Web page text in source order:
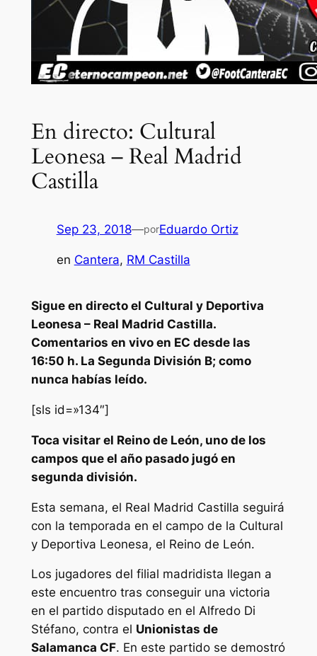
En directo: Cultural
Leonesa – Real Madrid
Castilla
Sep 23, 2018—porEduardo Ortiz
en Cantera, RM Castilla
Sigue en directo el Cultural y Deportiva
Leonesa – Real Madrid Castilla.
Comentarios en vivo en EC desde las
16:50 h. La Segunda División B; como
nunca habías leído.
[sls id=»134″]
Toca visitar el Reino de León, uno de los
campos que el año pasado jugó en
segunda división.
Esta semana, el Real Madrid Castilla seguirá
con la temporada en el campo de la Cultural
y Deportiva Leonesa, el Reino de León.
Los jugadores del filial madridista llegan a
este encuentro tras conseguir una victoria
en el partido disputado en el Alfredo Di
Stéfano, contra el Unionistas de
Salamanca CF. En este partido se demostró